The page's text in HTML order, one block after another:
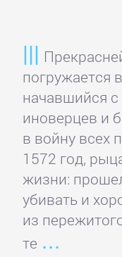
погружается
начавшийся
иноверцев и
в войну всех
1572 год,
жизни:
убивать и
из
те
Зарубежная
литература
Зарубежная
прикладная
и
научно-
популярная
литература